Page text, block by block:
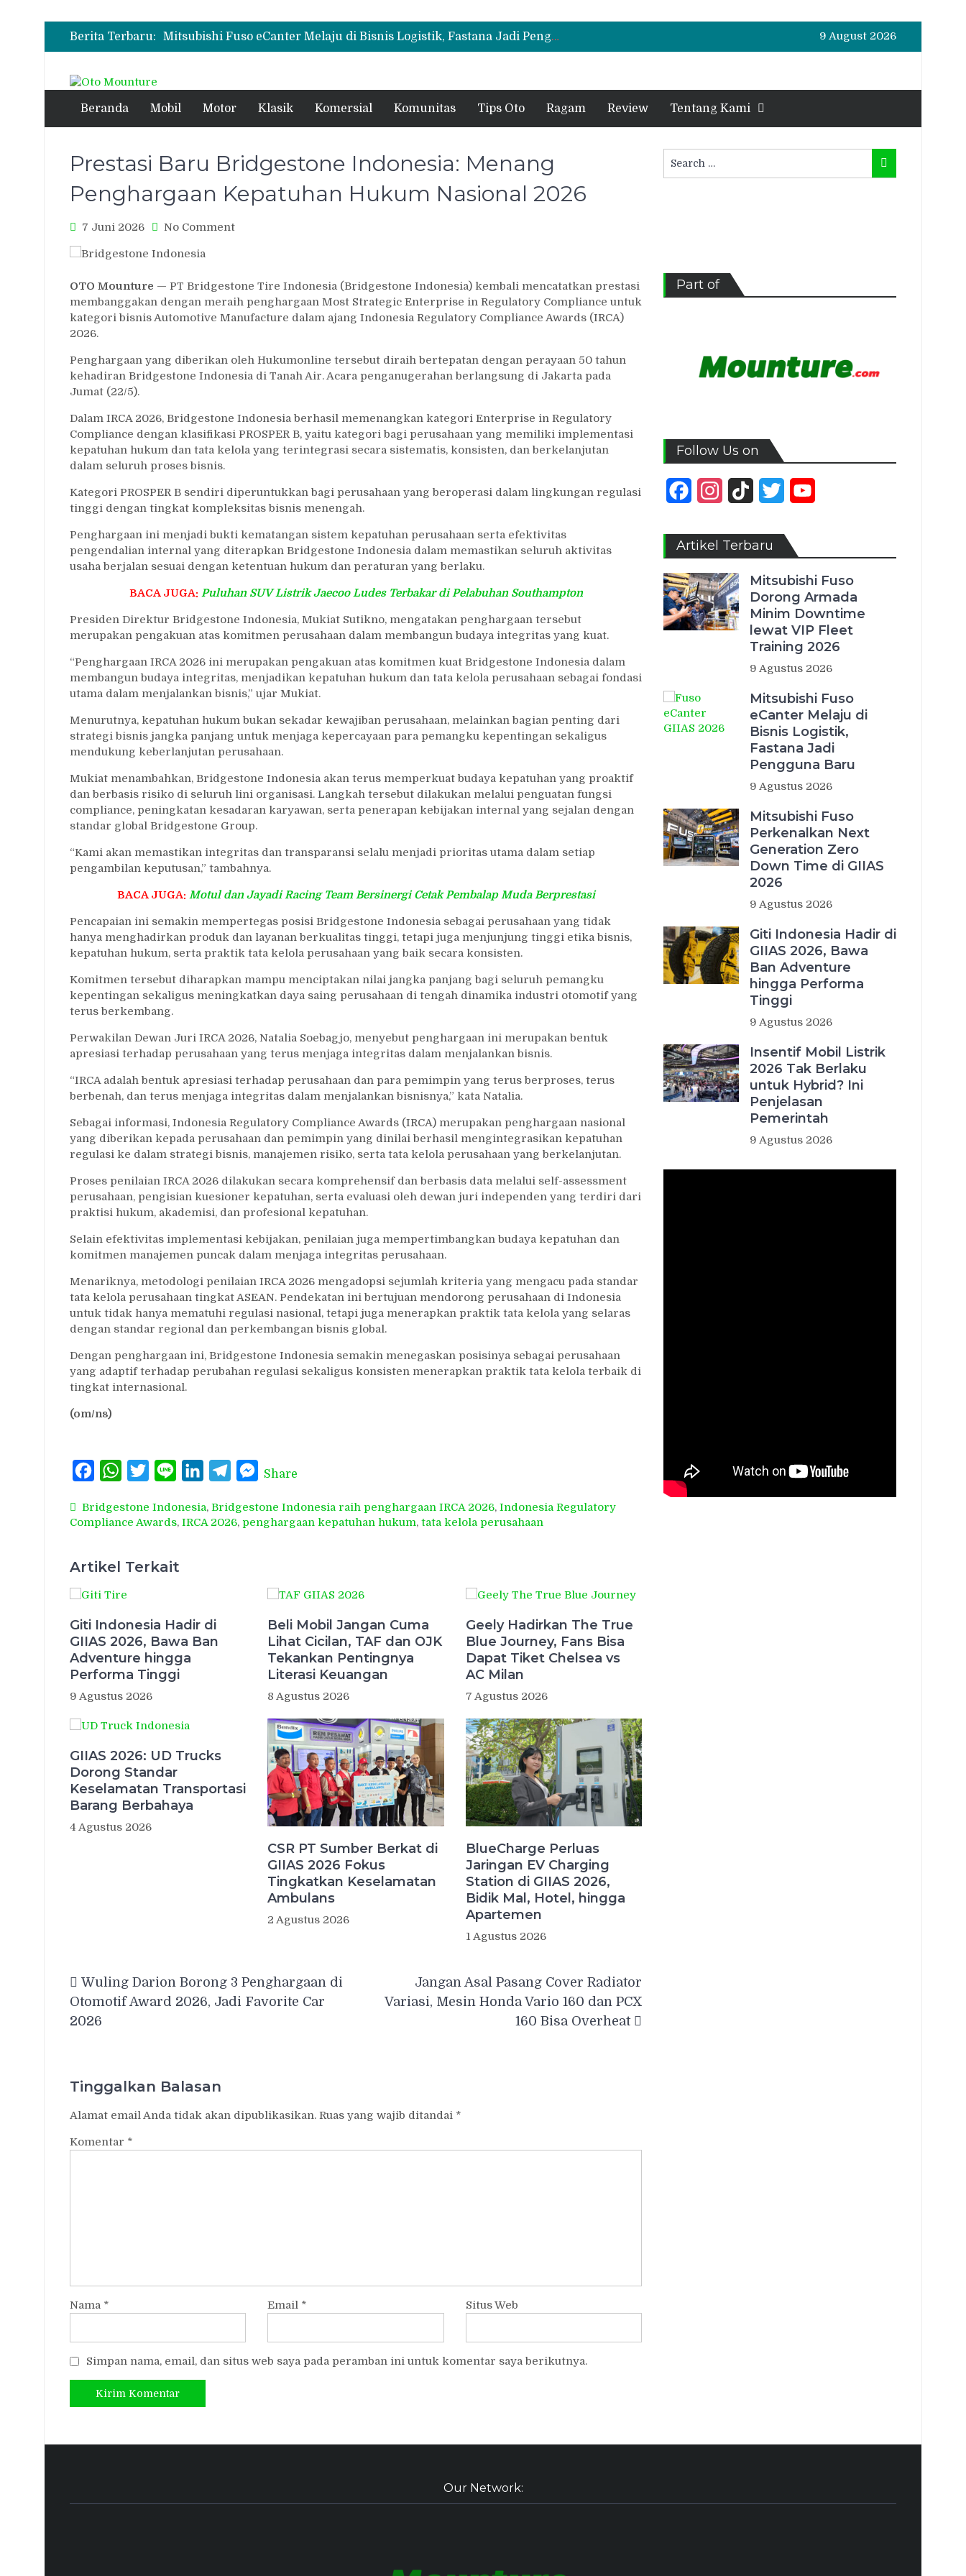
Berita Terbaru:
Mitsubishi Fuso Dorong Armada Minim Downtime lewat VIP Fleet Training 2026
Mitsubishi Fuso eCanter Melaju di Bisnis Logistik, Fastana Jadi Pengguna Baru
Mitsubishi Fuso Perkenalkan Next Generation Zero Down Time di GIIAS 2026
9 August 2026
Beranda Mobil Motor Klasik Komersial Komunitas Tips Oto Ragam Review Tentang Kami
Prestasi Baru Bridgestone Indonesia: Menang
Penghargaan Kepatuhan Hukum Nasional 2026
7 Juni 2026 No Commenton
Indonesia:
Menang
Penghargaan
Nasional
2026
OTO Mounture — PT Bridgestone Tire Indonesia (Bridgestone Indonesia) kembali mencatatkan prestasi
membanggakan dengan meraih penghargaan Most Strategic Enterprise in Regulatory Compliance untuk
kategori bisnis Automotive Manufacture dalam ajang Indonesia Regulatory Compliance Awards (IRCA)
2026.
Penghargaan yang diberikan oleh Hukumonline tersebut diraih bertepatan dengan perayaan 50 tahun
kehadiran Bridgestone Indonesia di Tanah Air. Acara penganugerahan berlangsung di Jakarta pada
Jumat (22/5).
Dalam IRCA 2026, Bridgestone Indonesia berhasil memenangkan kategori Enterprise in Regulatory
Compliance dengan klasifikasi PROSPER B, yaitu kategori bagi perusahaan yang memiliki implementasi
kepatuhan hukum dan tata kelola yang terintegrasi secara sistematis, konsisten, dan berkelanjutan
dalam seluruh proses bisnis.
Kategori PROSPER B sendiri diperuntukkan bagi perusahaan yang beroperasi dalam lingkungan regulasi
tinggi dengan tingkat kompleksitas bisnis menengah.
Penghargaan ini menjadi bukti kematangan sistem kepatuhan perusahaan serta efektivitas
pengendalian internal yang diterapkan Bridgestone Indonesia dalam memastikan seluruh aktivitas
usaha berjalan sesuai dengan ketentuan hukum dan peraturan yang berlaku.
BACA JUGA: Puluhan SUV Listrik Jaecoo Ludes Terbakar di Pelabuhan Southampton
Presiden Direktur Bridgestone Indonesia, Mukiat Sutikno, mengatakan penghargaan tersebut
merupakan pengakuan atas komitmen perusahaan dalam membangun budaya integritas yang kuat.
“Penghargaan IRCA 2026 ini merupakan pengakuan atas komitmen kuat Bridgestone Indonesia dalam
membangun budaya integritas, menjadikan kepatuhan hukum dan tata kelola perusahaan sebagai fondasi
utama dalam menjalankan bisnis,” ujar Mukiat.
Menurutnya, kepatuhan hukum bukan sekadar kewajiban perusahaan, melainkan bagian penting dari
strategi bisnis jangka panjang untuk menjaga kepercayaan para pemangku kepentingan sekaligus
mendukung keberlanjutan perusahaan.
Mukiat menambahkan, Bridgestone Indonesia akan terus memperkuat budaya kepatuhan yang proaktif
dan berbasis risiko di seluruh lini organisasi. Langkah tersebut dilakukan melalui penguatan fungsi
compliance, peningkatan kesadaran karyawan, serta penerapan kebijakan internal yang sejalan dengan
standar global Bridgestone Group.
“Kami akan memastikan integritas dan transparansi selalu menjadi prioritas utama dalam setiap
pengambilan keputusan,” tambahnya.
BACA JUGA: Motul dan Jayadi Racing Team Bersinergi Cetak Pembalap Muda Berprestasi
Pencapaian ini semakin mempertegas posisi Bridgestone Indonesia sebagai perusahaan yang tidak
hanya menghadirkan produk dan layanan berkualitas tinggi, tetapi juga menjunjung tinggi etika bisnis,
kepatuhan hukum, serta praktik tata kelola perusahaan yang baik secara konsisten.
Komitmen tersebut diharapkan mampu menciptakan nilai jangka panjang bagi seluruh pemangku
kepentingan sekaligus meningkatkan daya saing perusahaan di tengah dinamika industri otomotif yang
terus berkembang.
Perwakilan Dewan Juri IRCA 2026, Natalia Soebagjo, menyebut penghargaan ini merupakan bentuk
apresiasi terhadap perusahaan yang terus menjaga integritas dalam menjalankan bisnis.
“IRCA adalah bentuk apresiasi terhadap perusahaan dan para pemimpin yang terus berproses, terus
berbenah, dan terus menjaga integritas dalam menjalankan bisnisnya,” kata Natalia.
Sebagai informasi, Indonesia Regulatory Compliance Awards (IRCA) merupakan penghargaan nasional
yang diberikan kepada perusahaan dan pemimpin yang dinilai berhasil mengintegrasikan kepatuhan
regulasi ke dalam strategi bisnis, manajemen risiko, serta tata kelola perusahaan yang berkelanjutan.
Proses penilaian IRCA 2026 dilakukan secara komprehensif dan berbasis data melalui self-assessment
perusahaan, pengisian kuesioner kepatuhan, serta evaluasi oleh dewan juri independen yang terdiri dari
praktisi hukum, akademisi, dan profesional kepatuhan.
Selain efektivitas implementasi kebijakan, penilaian juga mempertimbangkan budaya kepatuhan dan
komitmen manajemen puncak dalam menjaga integritas perusahaan.
Menariknya, metodologi penilaian IRCA 2026 mengadopsi sejumlah kriteria yang mengacu pada standar
tata kelola perusahaan tingkat ASEAN. Pendekatan ini bertujuan mendorong perusahaan di Indonesia
untuk tidak hanya mematuhi regulasi nasional, tetapi juga menerapkan praktik tata kelola yang selaras
dengan standar regional dan perkembangan bisnis global.
Dengan penghargaan ini, Bridgestone Indonesia semakin menegaskan posisinya sebagai perusahaan
yang adaptif terhadap perubahan regulasi sekaligus konsisten menerapkan praktik tata kelola terbaik di
tingkat internasional.
(om/ns)
FacebookWhatsAppTwitterLine LinkedInTelegramMessenger
Share
Bridgestone Indonesia, Bridgestone Indonesia raih penghargaan IRCA 2026, Indonesia Regulatory
Compliance Awards, IRCA 2026, penghargaan kepatuhan hukum, tata kelola perusahaan
Artikel Terkait
Giti Indonesia Hadir di
GIIAS 2026, Bawa Ban
Adventure hingga
Performa Tinggi
9 Agustus 2026
Beli Mobil Jangan Cuma
Lihat Cicilan, TAF dan OJK
Tekankan Pentingnya
Literasi Keuangan
8 Agustus 2026
Geely Hadirkan The True
Blue Journey, Fans Bisa
Dapat Tiket Chelsea vs
AC Milan
7 Agustus 2026
GIIAS 2026: UD Trucks
Dorong Standar
Keselamatan Transportasi
Barang Berbahaya
4 Agustus 2026
CSR PT Sumber Berkat di
GIIAS 2026 Fokus
Tingkatkan Keselamatan
Ambulans
2 Agustus 2026
BlueCharge Perluas
Jaringan EV Charging
Station di GIIAS 2026,
Bidik Mal, Hotel, hingga
Apartemen
1 Agustus 2026
pos
Wuling Darion Borong 3 Penghargaan di
Otomotif Award 2026, Jadi Favorite Car
2026
Jangan Asal Pasang Cover Radiator
Variasi, Mesin Honda Vario 160 dan PCX
160 Bisa Overheat
Tinggalkan Balasan
Alamat email Anda tidak akan dipublikasikan. Ruas yang wajib ditandai *
Komentar *
Nama * Email * Situs Web
Simpan nama, email, dan situs web saya pada peramban ini untuk komentar saya berikutnya.
for:
Search
Part of
Follow Us on
FacebookInstagram
TikTok Twitter
Artikel Terbaru
Mitsubishi Fuso
Dorong Armada
Minim Downtime
lewat VIP Fleet
Training 2026
9 Agustus 2026
Mitsubishi Fuso
eCanter Melaju di
Bisnis Logistik,
Fastana Jadi
Pengguna Baru
9 Agustus 2026
Mitsubishi Fuso
Perkenalkan Next
Generation Zero
Down Time di GIIAS
2026
9 Agustus 2026
Giti Indonesia Hadir di
GIIAS 2026, Bawa
Ban Adventure
hingga Performa
Tinggi
9 Agustus 2026
Insentif Mobil Listrik
2026 Tak Berlaku
untuk Hybrid? Ini
Penjelasan
Pemerintah
9 Agustus 2026
Our Network: